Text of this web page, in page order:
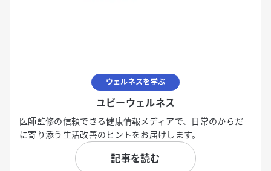
ウェルネスを学ぶ
ユビーウェルネス
医師監修の信頼できる健康情報メディアで、日常のからだ
に寄り添う生活改善のヒントをお届けします。
記事を読む